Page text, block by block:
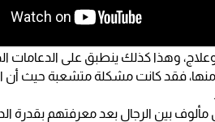
وهذا كذلك ينطبق على الدعامات
فقد كانت مشكلة متشعبة حيث أن
بين الرجال بعد معرفتهم بقدرة